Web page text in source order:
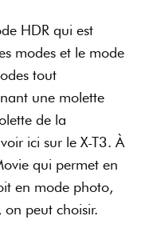
HDR qui est
modes et le mode
tout
une molette
de la
ici sur le X-T3. À
qui permet en
en mode photo,
peut choisir.